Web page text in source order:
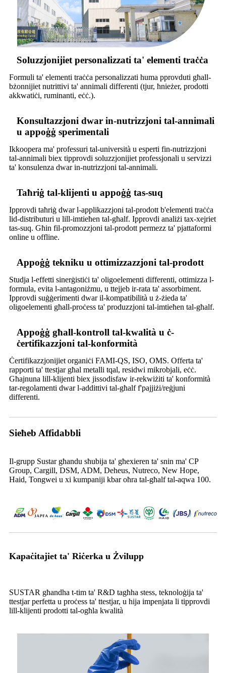
Soluzzjonijiet personalizzati ta' elementi traċċa
Formuli ta' elementi traċċa personalizzati huma pprovduti għall-
bżonnijiet nutrittivi ta' annimali differenti (tjur, ħnieżer, prodotti
akkwatiċi, ruminanti, eċċ.).
Konsultazzjoni dwar in-nutrizzjoni tal-annimali
u appoġġ sperimentali
Ikkoopera ma' professuri tal-università u esperti fin-nutrizzjoni
tal-annimali biex tipprovdi soluzzjonijiet professjonali u servizzi
ta' konsulenza dwar in-nutrizzjoni tal-annimali.
Taħriġ tal-klijenti u appoġġ tas-suq
Ipprovdi taħriġ dwar l-applikazzjoni tal-prodott b'elementi traċċa
lid-distributuri u lill-imtieħen tal-għalf. Ipprovdi analiżi tax-xejriet
tas-suq. Għin fil-promozzjoni tal-prodott permezz ta' pjattaformi
online u offline.
Appoġġ tekniku u ottimizzazzjoni tal-prodott
Studja l-effetti sinerġistiċi ta' oligoelementi differenti, ottimizza l-
formula, evita l-antagoniżmu, u ttejjeb ir-rata ta' assorbiment.
Ipprovdi suġġerimenti dwar il-kompatibilità u ż-żieda ta'
oligoelementi għall-proċess ta' produzzjoni tal-imtieħen tal-għalf.
Appoġġ għall-kontroll tal-kwalità u ċ-
ċertifikazzjoni tal-konformità
Ċertifikazzjonijiet organiċi FAMI-QS, ISO, OMS. Offerta ta'
rapporti ta' ttestjar għal metalli tqal, residwi mikrobjali, eċċ.
Għajnuna lill-klijenti biex jissodisfaw ir-rekwiżiti ta' konformità
tar-regolamenti dwar l-addittivi tal-għalf f'pajjiżi/reġjuni
differenti.
Sieħeb Affidabbli
Il-grupp Sustar għandu sħubija ta' għexieren ta' snin ma' CP
Group, Cargill, DSM, ADM, Deheus, Nutreco, New Hope,
Haid, Tongwei u xi kumpaniji kbar oħra tal-għalf tal-aqwa 100.
Kapaċitajiet ta' Riċerka u Żvilupp
SUSTAR għandha t-tim ta' R&D tagħha stess, teknoloġija ta'
ttestjar perfetta u proċess ta' ttestjar, u hija impenjata li tipprovdi
lill-klijenti prodotti tal-ogħla kwalità